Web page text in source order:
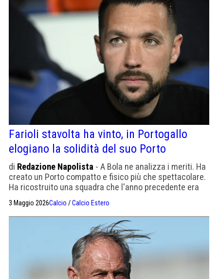
Farioli stavolta ha vinto, in Portogallo
elogiano la solidità del suo Porto
di Redazione Napolista - A Bola ne analizza i meriti. Ha
creato un Porto compatto e fisico più che spettacolare.
Ha ricostruito una squadra che l'anno precedente era
vantaggio
3 Maggio 2026Calcio /Calcio Estero